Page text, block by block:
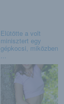
Elütötte a volt
minisztert egy
gépkocsi, miközben
...